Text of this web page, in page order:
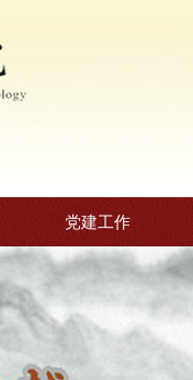
党建工作